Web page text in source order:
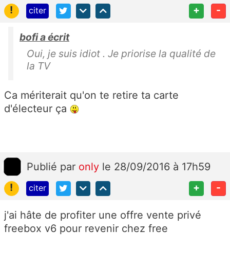
!
citer + -
bofi a écrit
Oui, je suis idiot . Je priorise la qualité de
la TV
Ca mériterait qu'on te retire ta carte
d'électeur ça
Publié par only le 28/09/2016 à 17h59
!
citer + -
j'ai hâte de profiter une offre vente privé
freebox v6 pour revenir chez free